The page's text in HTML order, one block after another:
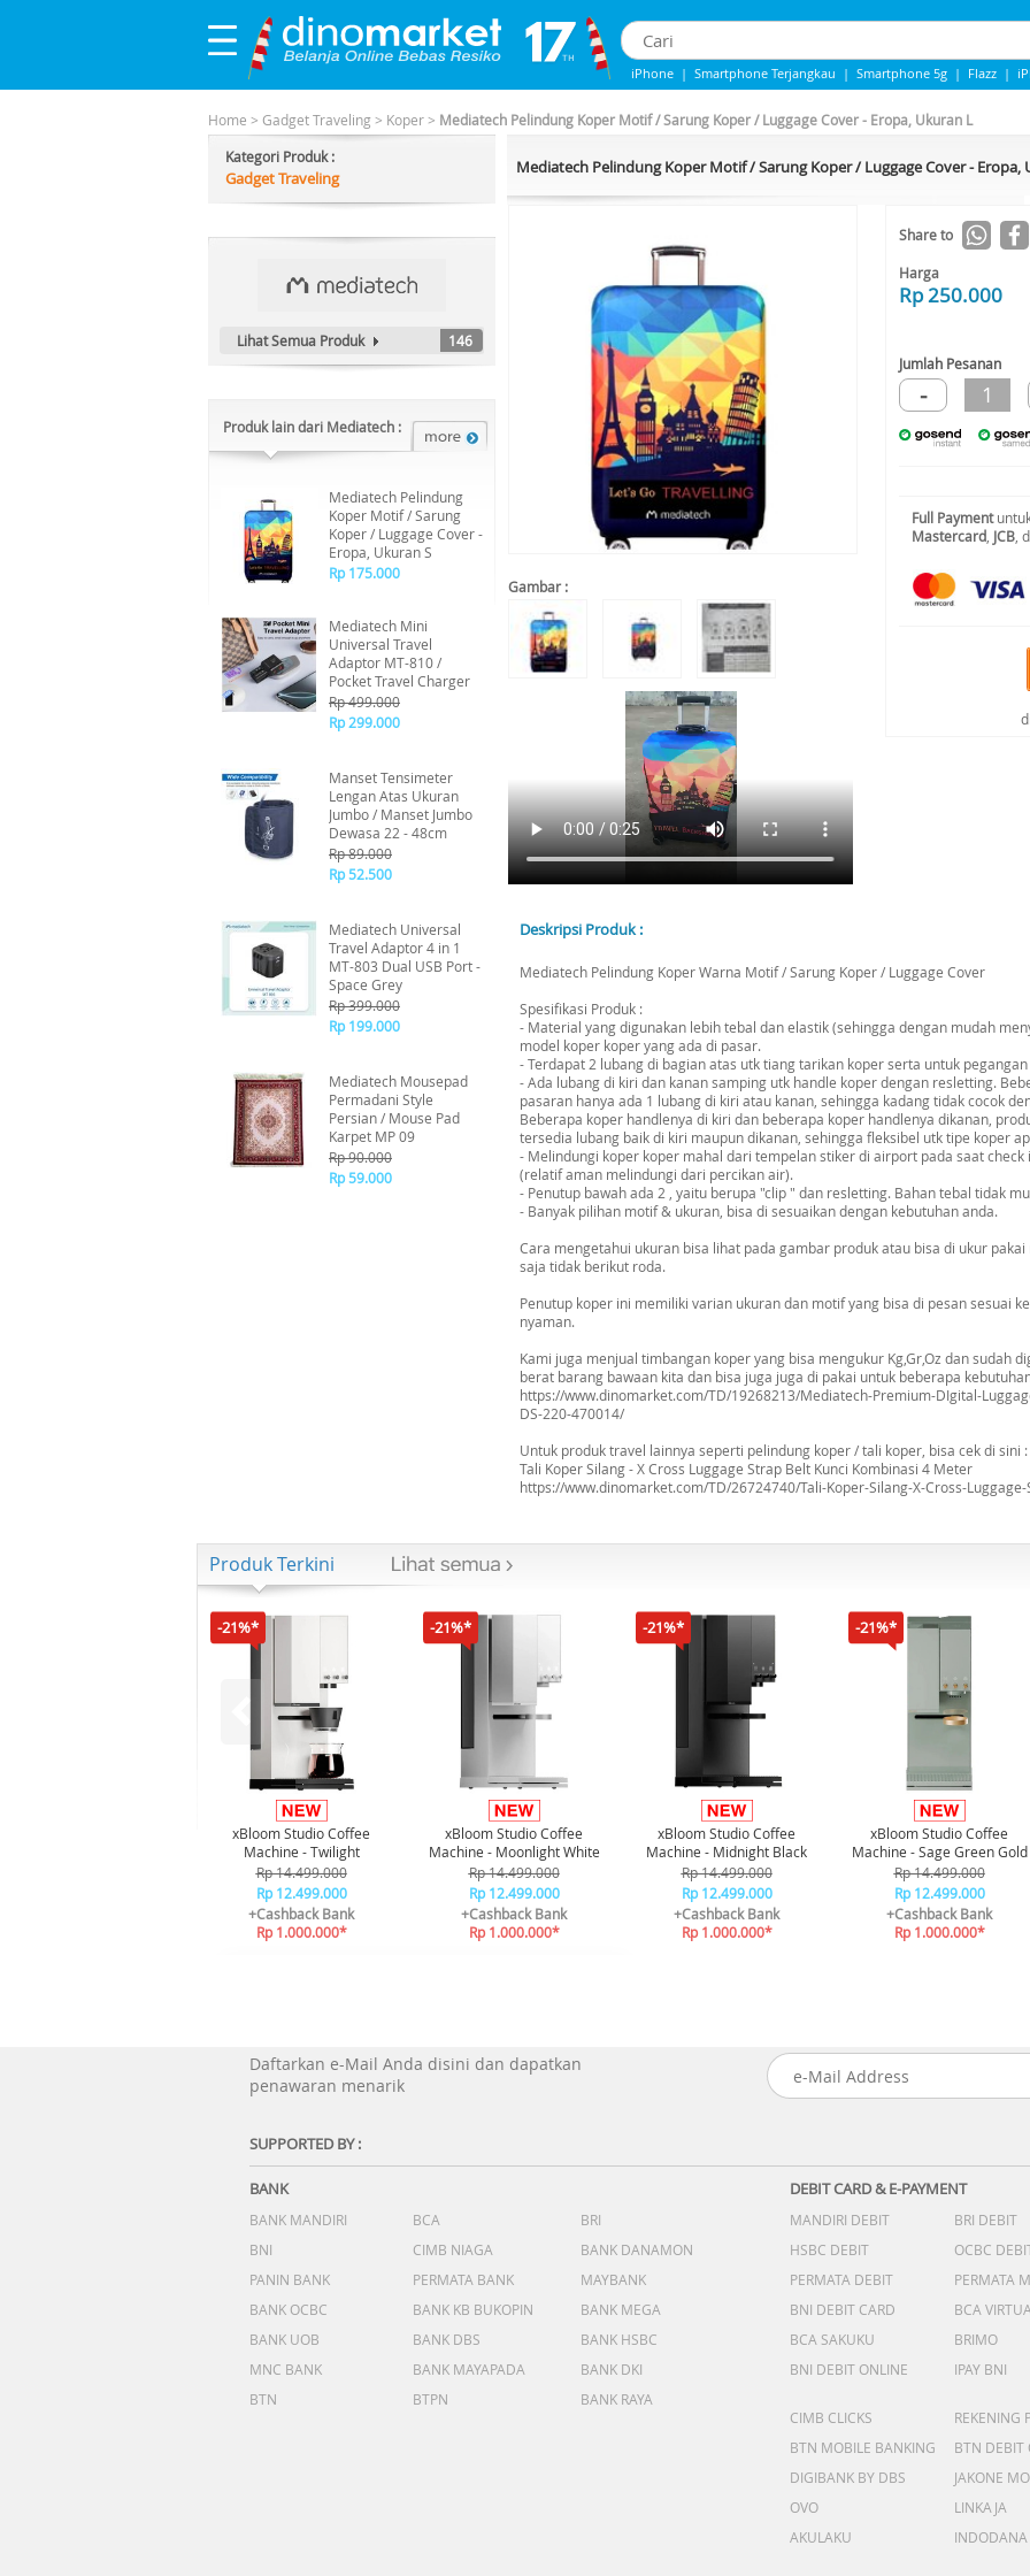
iPhone | Smartphone Terjangkau | Smartphone 5g | Flazz |
Home > Gadget Traveling> Koper> Mediatech Pelindung Koper Motif / Sarung Koper / Luggage Cover - Eropa, Ukuran L
Kategori Produk :
Gadget Traveling
Lihat Semua Produk 146
Produk lain dari Mediatech :
Mediatech Pelindung
Koper Motif / Sarung
Koper / Luggage Cover -
Eropa, Ukuran S
Rp 175.000
Mediatech Mini
Universal Travel
Adaptor MT-810 /
Pocket Travel Charger
Rp 499.000
Rp 299.000
Manset Tensimeter
Lengan Atas Ukuran
Jumbo / Manset Jumbo
Dewasa 22 - 48cm
Rp 89.000
Rp 52.500
Mediatech Universal
Travel Adaptor 4 in 1
MT-803 Dual USB Port -
Space Grey
Rp 399.000
Rp 199.000
Mediatech Mousepad
Permadani Style
Persian / Mouse Pad
Karpet MP 09
Rp 90.000
Rp 59.000
Mediatech Pelindung Koper Motif / Sarung Koper / Luggage Cover - Eropa,
Gambar :
Share to
Harga
Rp 250.000
Jumlah Pesanan
- 1
Full Payment
Mastercard JCB ,
Deskripsi Produk :
Mediatech Pelindung Koper Warna Motif / Sarung Koper / Luggage Cover
Spesifikasi Produk :
- Material yang digunakan lebih tebal dan elastik (sehingga dengan mudah
model koper koper yang ada di pasar.
- Terdapat 2 lubang di bagian atas utk tiang tarikan koper serta untuk
- Ada lubang di kiri dan kanan samping utk handle koper dengan resletting.
pasaran hanya ada 1 lubang di kiri atau kanan, sehingga kadang tidak cocok
Beberapa koper handlenya di kiri dan beberapa koper handlenya dikanan,
tersedia lubang baik di kiri maupun dikanan, sehingga fleksibel utk tipe koper
- Melindungi koper koper mahal dari tempelan stiker di airport pada saat check
(relatif aman melindungi dari percikan air).
- Penutup bawah ada 2 , yaitu berupa "clip " dan resletting. Bahan tebal tidak
- Banyak pilihan motif & ukuran, bisa di sesuaikan dengan kebutuhan anda.
Cara mengetahui ukuran bisa lihat pada gambar produk atau bisa di ukur
saja tidak berikut roda.
Penutup koper ini memiliki varian ukuran dan motif yang bisa di pesan sesuai
nyaman.
Kami juga menjual timbangan koper yang bisa mengukur Kg,Gr,Oz dan sudah
berat barang bawaan kita dan bisa juga juga di pakai untuk beberapa
https://www.dinomarket.com/TD/19268213/Mediatech-Premium-DIgital-
DS-220-470014/
Untuk produk travel lainnya seperti pelindung koper / tali koper, bisa cek di sini :
Tali Koper Silang - X Cross Luggage Strap Belt Kunci Kombinasi 4 Meter
https://www.dinomarket.com/TD/26724740/Tali-Koper-Silang-X-Cross-
Produk Terkini
-21%*
xBloom Studio Coffee
Machine - Twilight
Rp 14.499.000
Rp 12.499.000
+Cashback Bank
Rp 1.000.000*
-21%*
xBloom Studio Coffee
Machine - Moonlight White
Rp 14.499.000
Rp 12.499.000
+Cashback Bank
Rp 1.000.000*
-21%*
xBloom Studio Coffee
Machine - Midnight Black
Rp 14.499.000
Rp 12.499.000
+Cashback Bank
Rp 1.000.000*
-21%*
xBloom Studio Coffee
Machine - Sage Green Gold
Rp 14.499.000
Rp 12.499.000
+Cashback Bank
Rp 1.000.000*
Daftarkan e-Mail Anda disini dan dapatkan
penawaran menarik
SUPPORTED BY :
BANK
BANK MANDIRI BCA
BRI
BNI
CIMB NIAGA
BANK DANAMON
PANIN BANK
PERMATA BANK
MAYBANK
BANK OCBC
BANK KB BUKOPIN
BANK MEGA
BANK UOB
BANK DBS
BANK HSBC
MNC BANK
BANK MAYAPADA
BANK DKI
BTN
BTPN BANK RAYA
DEBIT CARD & E-PAYMENT
MANDIRI DEBIT BRI DEBIT
HSBC DEBIT
OCBC
PERMATA DEBIT
PERMATA
BNI DEBIT CARD
BCA
BCA SAKUKU
BRIMO
BNI DEBIT ONLINE
IPAY BNI
CIMB CLICKS
REKENING
BTN MOBILE BANKING
BTN DEBIT
DIGIBANK BY DBS
JAKONE
OVO
LINKAJA
AKULAKU
INDODANA